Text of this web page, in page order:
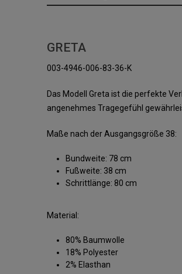
GRETA
003-4946-006-83-36-K
Das Modell Greta ist die perfekte
angenehmes Tragegefühl
Maße nach der Ausgangsgröße 38:
Bundweite: 78 cm
Fußweite: 38 cm
Schrittlänge: 80 cm
Material:
80% Baumwolle
18% Polyester
2% Elasthan